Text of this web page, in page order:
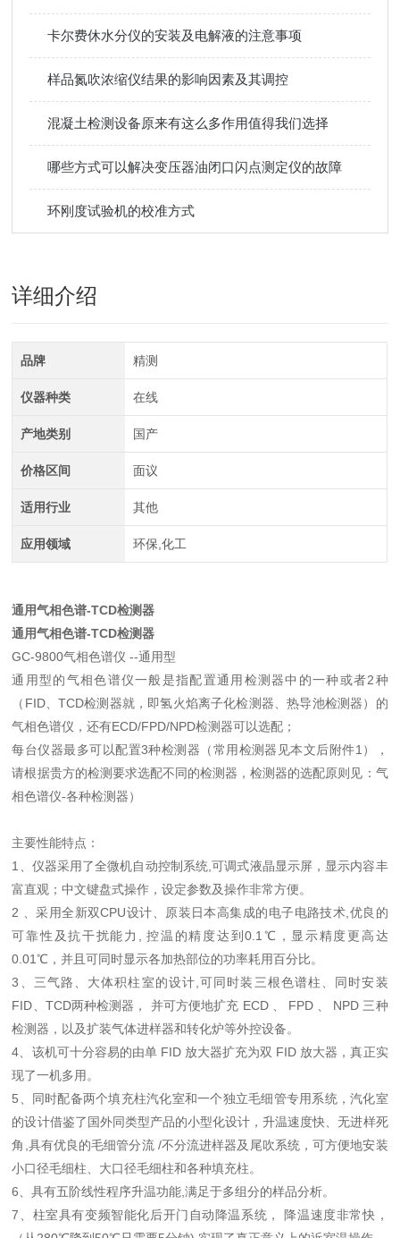
卡尔费休水分仪的安装及电解液的注意事项
样品氮吹浓缩仪结果的影响因素及其调控
混凝土检测设备原来有这么多作用值得我们选择
哪些方式可以解决变压器油闭口闪点测定仪的故障
环刚度试验机的校准方式
详细介绍
品牌 精测
仪器种类 在线
产地类别 国产
价格区间 面议
适用行业 其他
应用领域 环保,化工
通用气相色谱-TCD检测器
通用气相色谱-TCD检测器
GC-9800气相色谱仪 --通用型
通用型的气相色谱仪一般是指配置通用检测器中的一种或者2种
（FID、TCD检测器就，即氢火焰离子化检测器、热导池检测器）的
气相色谱仪，还有ECD/FPD/NPD检测器可以选配；
每台仪器最多可以配置3种检测器（常用检测器见本文后附件1），
请根据贵方的检测要求选配不同的检测器，检测器的选配原则见：气
相色谱仪-各种检测器）
主要性能特点：
1、仪器采用了全微机自动控制系统,可调式液晶显示屏，显示内容丰
富直观；中文键盘式操作，设定参数及操作非常方便。
2 、采用全新双CPU设计、原装日本高集成的电子电路技术,优良的
可靠性及抗干扰能力, 控温的精度达到0.1℃，显示精度更高达
0.01℃，并且可同时显示各加热部位的功率耗用百分比。
3、三气路、大体积柱室的设计,可同时装三根色谱柱、同时安装
FID、TCD两种检测器， 并可方便地扩充 ECD 、 FPD 、 NPD 三种
检测器，以及扩装气体进样器和转化炉等外控设备。
4、该机可十分容易的由单 FID 放大器扩充为双 FID 放大器，真正实
现了一机多用。
5、同时配备两个填充柱汽化室和一个独立毛细管专用系统，汽化室
的设计借鉴了国外同类型产品的小型化设计，升温速度快、无进样死
角,具有优良的毛细管分流 /不分流进样器及尾吹系统，可方便地安装
小口径毛细柱、大口径毛细柱和各种填充柱。
6、具有五阶线性程序升温功能,满足于多组分的样品分析。
7、柱室具有变频智能化后开门自动降温系统， 降温速度非常快，